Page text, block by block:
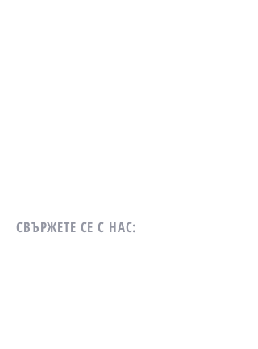
СВЪРЖЕТЕ СЕ С НАС: